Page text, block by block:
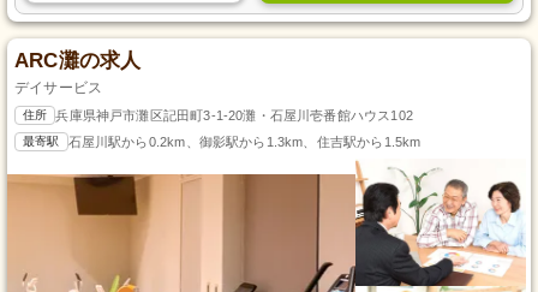
ARC灘の求人
デイサービス
住所 兵庫県神戸市灘区記田町3-1-20灘・石屋川壱番館ハウス102
最寄駅 石屋川駅から0.2km、御影駅から1.3km、住吉駅から1.5km